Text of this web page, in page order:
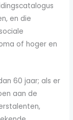
en die
of hoger en
60 jaar; als er
aan de